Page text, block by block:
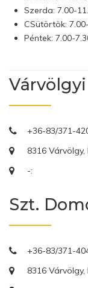
Szerda: 7.00-
CSütörtök:
Péntek: 7.00-
+36-83/371-
8316 Várvölgy,
-:
Szt.
+36-83/371-
8316 Várvölgy,